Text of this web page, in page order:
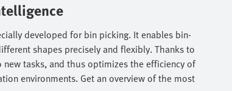
developed for bin picking. It enables bin-
shapes precisely and flexibly. Thanks to
tasks, and thus optimizes the efficiency of
environments. Get an overview of the most